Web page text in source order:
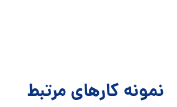
نمونه کارهای مرتبط